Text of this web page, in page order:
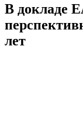
В докладе
лет